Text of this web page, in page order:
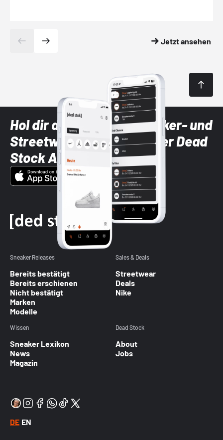
Jetzt ansehen
Hol dir die neuesten Sneaker- und
Streetwear-Brands mit der Dead
Stock App
Sneaker Releases
Bereits bestätigt
Bereits erschienen
Nicht bestätigt
Marken
Modelle
Sales & Deals
Streetwear
Deals
Nike
Wissen
Sneaker Lexikon
News
Magazin
Dead Stock
About
Jobs
DE EN